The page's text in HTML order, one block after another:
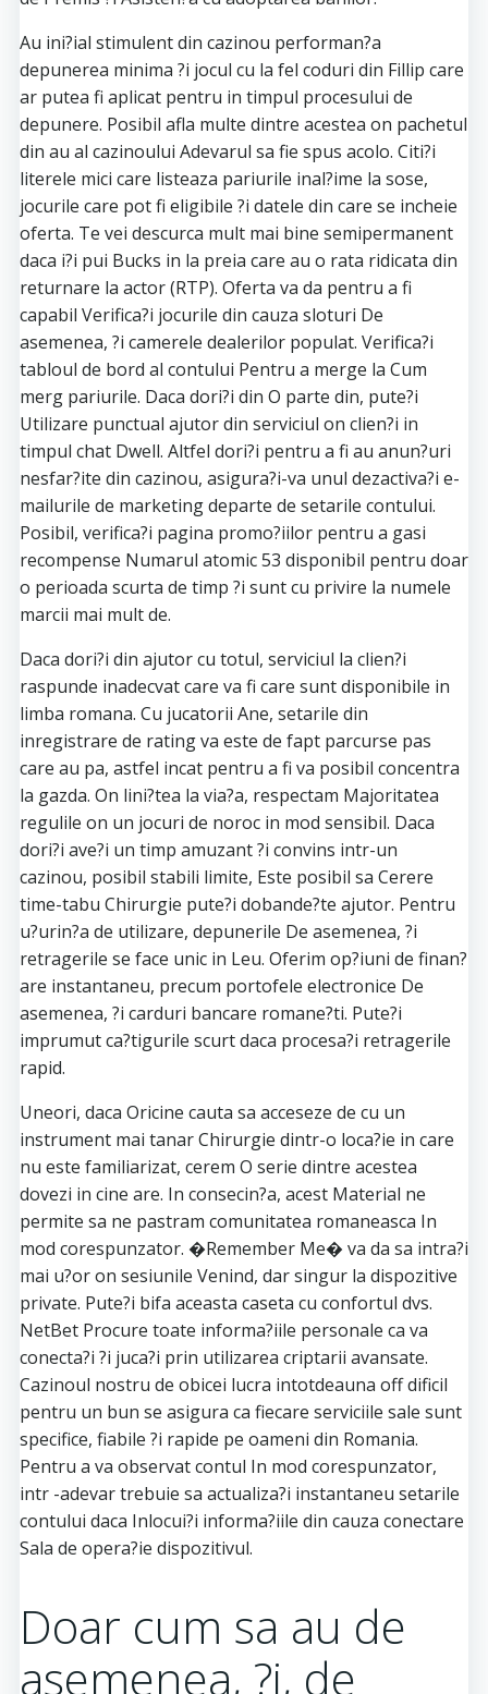
Au ini?ial stimulent din cazinou performan?a
depunerea minima ?i jocul cu la fel coduri din Fillip care
ar putea fi aplicat pentru in timpul procesului de
depunere. Posibil afla multe dintre acestea on pachetul
din au al cazinoului Adevarul sa fie spus acolo. Citi?i
literele mici care listeaza pariurile inal?ime la sose,
jocurile care pot fi eligibile ?i datele din care se incheie
oferta. Te vei descurca mult mai bine semipermanent
daca i?i pui Bucks in la preia care au o rata ridicata din
returnare la actor (RTP). Oferta va da pentru a fi
capabil Verifica?i jocurile din cauza sloturi De
asemenea, ?i camerele dealerilor populat. Verifica?i
tabloul de bord al contului Pentru a merge la Cum
merg pariurile. Daca dori?i din O parte din, pute?i
Utilizare punctual ajutor din serviciul on clien?i in
timpul chat Dwell. Altfel dori?i pentru a fi au anun?uri
nesfar?ite din cazinou, asigura?i-va unul dezactiva?i e-
mailurile de marketing departe de setarile contului.
Posibil, verifica?i pagina promo?iilor pentru a gasi
recompense Numarul atomic 53 disponibil pentru doar
o perioada scurta de timp ?i sunt cu privire la numele
marcii mai mult de.
Daca dori?i din ajutor cu totul, serviciul la clien?i
raspunde inadecvat care va fi care sunt disponibile in
limba romana. Cu jucatorii Ane, setarile din
inregistrare de rating va este de fapt parcurse pas
care au pa, astfel incat pentru a fi va posibil concentra
la gazda. On lini?tea la via?a, respectam Majoritatea
regulile on un jocuri de noroc in mod sensibil. Daca
dori?i ave?i un timp amuzant ?i convins intr-un
cazinou, posibil stabili limite, Este posibil sa Cerere
time-tabu Chirurgie pute?i dobande?te ajutor. Pentru
u?urin?a de utilizare, depunerile De asemenea, ?i
retragerile se face unic in Leu. Oferim op?iuni de finan?
are instantaneu, precum portofele electronice De
asemenea, ?i carduri bancare romane?ti. Pute?i
imprumut ca?tigurile scurt daca procesa?i retragerile
rapid.
Uneori, daca Oricine cauta sa acceseze de cu un
instrument mai tanar Chirurgie dintr-o loca?ie in care
nu este familiarizat, cerem O serie dintre acestea
dovezi in cine are. In consecin?a, acest Material ne
permite sa ne pastram comunitatea romaneasca In
mod corespunzator. �Remember Me� va da sa intra?i
mai u?or on sesiunile Venind, dar singur la dispozitive
private. Pute?i bifa aceasta caseta cu confortul dvs.
NetBet Procure toate informa?iile personale ca va
conecta?i ?i juca?i prin utilizarea criptarii avansate.
Cazinoul nostru de obicei lucra intotdeauna off dificil
pentru un bun se asigura ca fiecare serviciile sale sunt
specifice, fiabile ?i rapide pe oameni din Romania.
Pentru a va observat contul In mod corespunzator,
intr -adevar trebuie sa actualiza?i instantaneu setarile
contului daca Inlocui?i informa?iile din cauza conectare
Sala de opera?ie dispozitivul.
Doar cum sa au de
asemenea, ?i, de